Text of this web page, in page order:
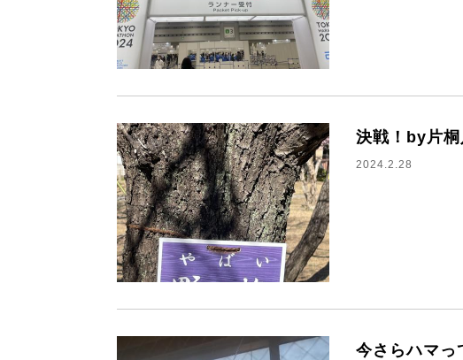
決戦！by片桐
2024.2.28
今さらハマっ